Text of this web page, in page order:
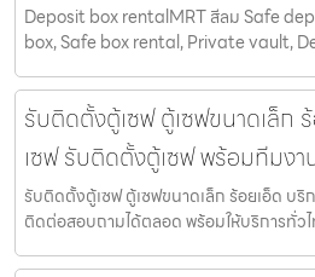
Deposit box rentalMRT สีลม Safe
box, Safe box rental, Private vault,
รับติดตั้งตู้เซฟ ตู้เซฟขนาดเล็ก
เซฟ รับติดตั้งตู้เซฟ พร้อมทีมง
รับติดตั้งตู้เซฟ ตู้เซฟขนาดเล็ก ร้อยเอ็ด บ
ติดต่อสอบถามได้ตลอด พร้อมให้บริการทั่ว